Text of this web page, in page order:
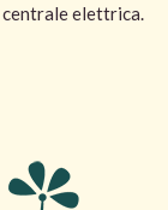
elettrica.